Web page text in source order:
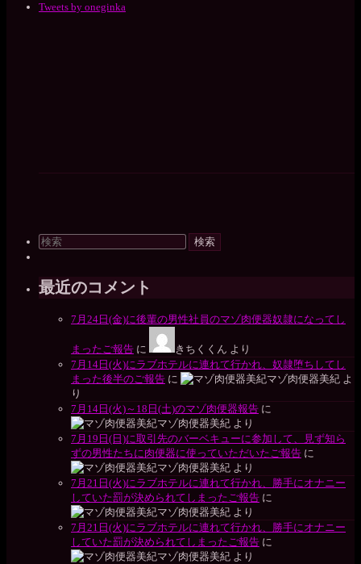
Tweets by oneginka
検
象:
最近のコメント
7月24日(金)に後輩の男性社員のマゾ肉便器奴隷になってし
まったご報告 に きちくくん より
7月14日(火)にラブホテルに連れて行かれ、奴隷堕ちしてし
まった後半のご報告 に マゾ肉便器美紀 よ
り
7月14日(火)～18日(土)のマゾ肉便器報告 に
マゾ肉便器美紀 より
7月19日(日)に取引先のバーベキューに参加して、見ず知ら
ずの男性たちに肉便器に使っていただいたご報告 に
マゾ肉便器美紀 より
7月21日(火)にラブホテルに連れて行かれ、勝手にオナニー
していた罰が決められてしまったご報告 に
マゾ肉便器美紀 より
7月21日(火)にラブホテルに連れて行かれ、勝手にオナニー
していた罰が決められてしまったご報告 に
マゾ肉便器美紀 より